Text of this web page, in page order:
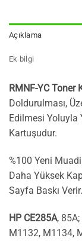
Açıklama
Ek bilgi
RMNF-YC Toner
Doldurulması,
Edilmesi Yoluyla
Kartuşudur.
%100 Yeni
Daha Yüksek
Sayfa Baskı Verir.
HP CE285A,
M1132, M1134,